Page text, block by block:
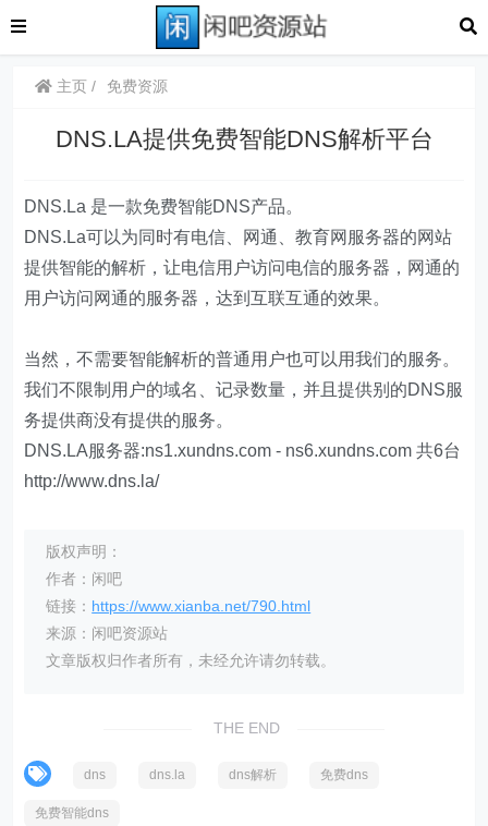
主页 免费资源
DNS.LA提供免费智能DNS解析平台
DNS.La 是一款免费智能DNS产品。
DNS.La可以为同时有电信、网通、教育网服务器的网站
提供智能的解析，让电信用户访问电信的服务器，网通的
用户访问网通的服务器，达到互联互通的效果。
当然，不需要智能解析的普通用户也可以用我们的服务。
我们不限制用户的域名、记录数量，并且提供别的DNS服
务提供商没有提供的服务。
DNS.LA服务器:ns1.xundns.com - ns6.xundns.com 共6台
http://www.dns.la/
版权声明：
作者：闲吧
链接： https://www.xianba.net/790.html
来源：闲吧资源站
文章版权归作者所有，未经允许请勿转载。
THE END
dns dns.la dns解析 免费dns
免费智能dns